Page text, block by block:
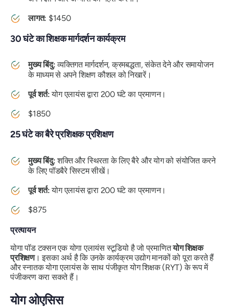
लागत: $1450
30 घंटे का शिक्षक मार्गदर्शन कार्यक्रम
मुख्य बिंदु:व्यक्तिगत मार्गदर्शन, क्रमबद्धता, संकेत देने और समायोजन
के माध्यम से अपने शिक्षण कौशल को निखारें।
पूर्व शर्त:योग एलायंस द्वारा 200 घंटे का प्रमाणन।
$1850
25 घंटे का बैरे प्रशिक्षक प्रशिक्षण
मुख्य बिंदु:शक्ति और स्थिरता के लिए बैरे और योग को संयोजित करने
के लिए पॉडबैरे सिस्टम सीखें।
पूर्व शर्त:योग एलायंस द्वारा 200 घंटे का प्रमाणन।
$875
प्रत्यायन
योगा पॉड टक्सन एक योगा एलायंस स्टूडियो है जोप्रमाणितयोग शिक्षक
प्रशिक्षण। इसका अर्थ है कि उनके कार्यक्रम उद्योग मानकों को पूरा करते हैं
और स्नातक योगा एलायंस के साथ पंजीकृत योग शिक्षक (RYT) के रूप में
पंजीकरण करा सकते हैं।
योग ओएसिस